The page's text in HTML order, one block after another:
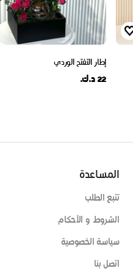
إطار التفتح الوردي
22 د.ك.
المساعدة
تتبع الطلب
الشروط و الأحكام
سياسة الخصوصية
اتصل بنا